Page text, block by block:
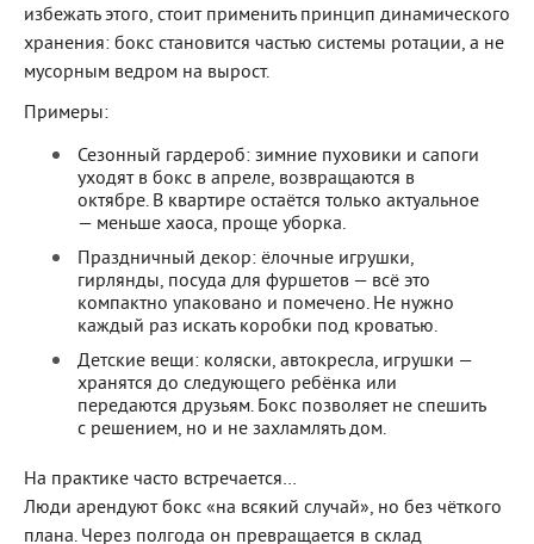
избежать этого, стоит применить принцип динамического
хранения: бокс становится частью системы ротации, а не
мусорным ведром на вырост.
Примеры:
Сезонный гардероб: зимние пуховики и сапоги
уходят в бокс в апреле, возвращаются в
октябре. В квартире остаётся только актуальное
— меньше хаоса, проще уборка.
Праздничный декор: ёлочные игрушки,
гирлянды, посуда для фуршетов — всё это
компактно упаковано и помечено. Не нужно
каждый раз искать коробки под кроватью.
Детские вещи: коляски, автокресла, игрушки —
хранятся до следующего ребёнка или
передаются друзьям. Бокс позволяет не спешить
с решением, но и не захламлять дом.
На практике часто встречается…
Люди арендуют бокс «на всякий случай», но без чёткого
плана. Через полгода он превращается в склад